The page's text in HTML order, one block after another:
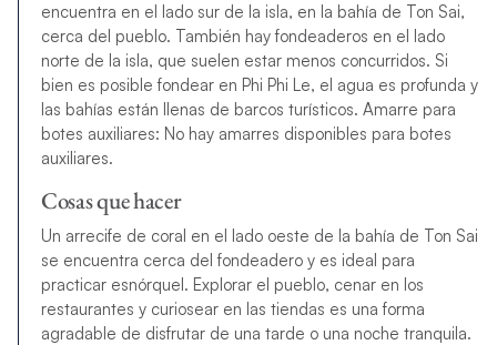
encuentra en el lado sur de la isla, en la bahía de Ton Sai,
cerca del pueblo. También hay fondeaderos en el lado
norte de la isla, que suelen estar menos concurridos. Si
bien es posible fondear en Phi Phi Le, el agua es profunda y
las bahías están llenas de barcos turísticos. Amarre para
botes auxiliares: No hay amarres disponibles para botes
auxiliares.
Cosas que hacer
Un arrecife de coral en el lado oeste de la bahía de Ton Sai
se encuentra cerca del fondeadero y es ideal para
practicar esnórquel. Explorar el pueblo, cenar en los
restaurantes y curiosear en las tiendas es una forma
agradable de disfrutar de una tarde o una noche tranquila.